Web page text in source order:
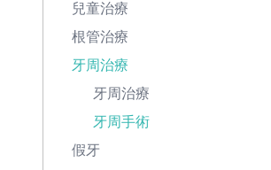
兒童治療
根管治療
牙周治療
牙周治療
牙周手術
假牙